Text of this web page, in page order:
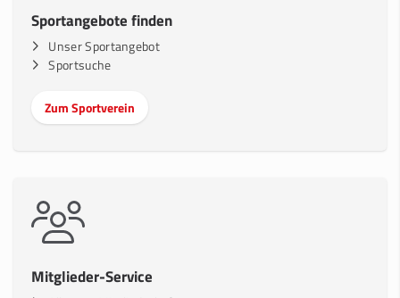
Sportangebote finden
Unser Sportangebot
Sportsuche
Zum Sportverein
Mitglieder-Service